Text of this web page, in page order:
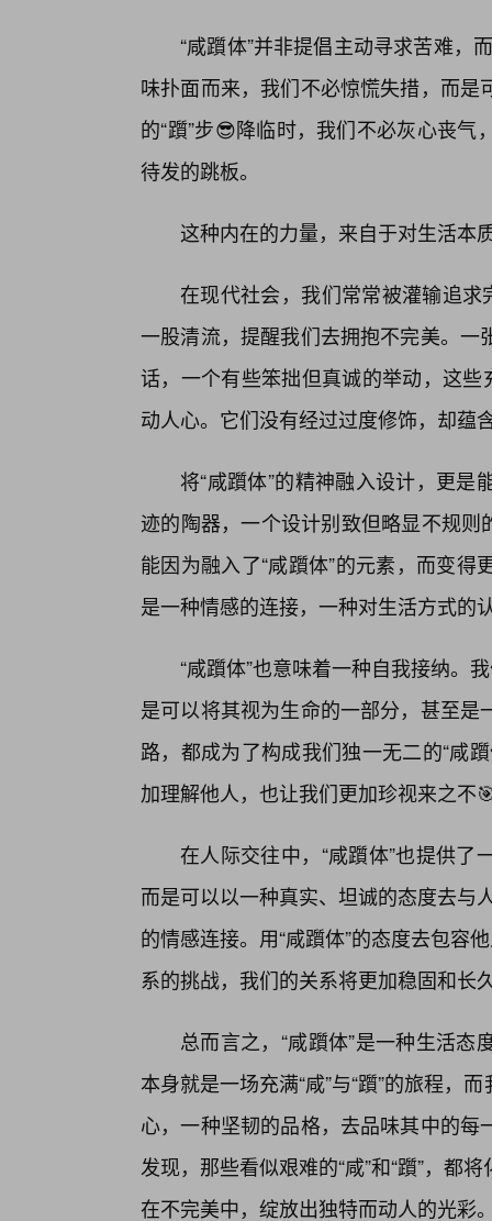
“咸躓体”并非提倡主动寻求苦难，
味扑面而来，我们不必惊慌失措，而
的“躓”步😎降临时，我们不必灰心丧
待发的跳板。
这种内在的力量，来自于对生活本
在现代社会，我们常常被灌输追求
一股清流，提醒我们去拥抱不完美。
话，一个有些笨拙但真诚的举动，这
动人心。它们没有经过过度修饰，却蕴
将“咸躓体”的精神融入设计，更
迹的陶器，一个设计别致但略显不规
能因为融入了“咸躓体”的元素，而变
是一种情感的连接，一种对生活方式的
“咸躓体”也意味着一种自我接纳。
是可以将其视为生命的一部分，甚至
路，都成为了构成我们独一无二的“咸
加理解他人，也让我们更加珍视来之不
在人际交往中，“咸躓体”也提供
而是可以以一种真实、坦诚的态度去与
的情感连接。用“咸躓体”的态度去包容
系的挑战，我们的关系将更加稳固和长
总而言之，“咸躓体”是一种生活
本身就是一场充满“咸”与“躓”的旅程，
心，一种坚韧的品格，去品味其中的
发现，那些看似艰难的“咸”和“躓”，都
在不完美中，绽放出独特而动人的光彩